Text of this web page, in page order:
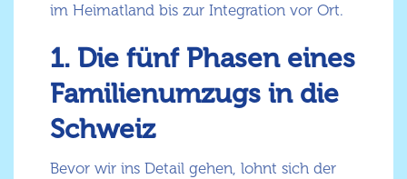
im Heimatland bis zur Integration vor Ort.
1. Die fünf Phasen eines
Familienumzugs in die
Schweiz
Bevor wir ins Detail gehen, lohnt sich der